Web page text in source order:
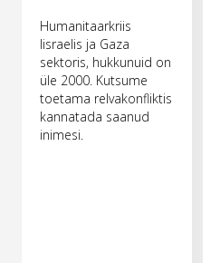
Humanitaarkriis
Iisraelis ja Gaza
sektoris, hukkunuid on
üle 2000. Kutsume
toetama relvakonfliktis
kannatada saanud
inimesi.